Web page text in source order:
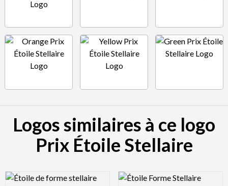
Logos similaires à ce logo
Prix Étoile Stellaire
Logo Preview Image Logo Preview Image